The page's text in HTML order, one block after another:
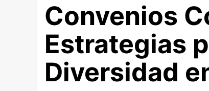
Convenios
Estrategias
Diversidad